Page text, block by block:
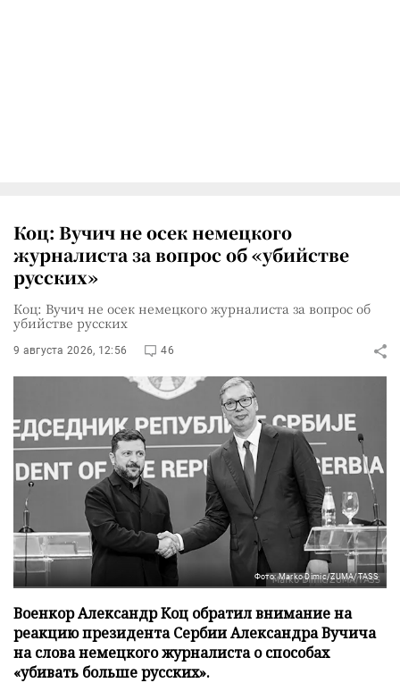
Коц: Вучич не осек немецкого
журналиста за вопрос об «убийстве
русских»
Коц: Вучич не осек немецкого журналиста за вопрос об
убийстве русских
9 августа 2026, 12:56 46
Фото: Marko Dimic/ZUMA/TASS
Военкор Александр Коц обратил внимание на
реакцию президента Сербии Александра Вучича
на слова немецкого журналиста о способах
«убивать больше русских».